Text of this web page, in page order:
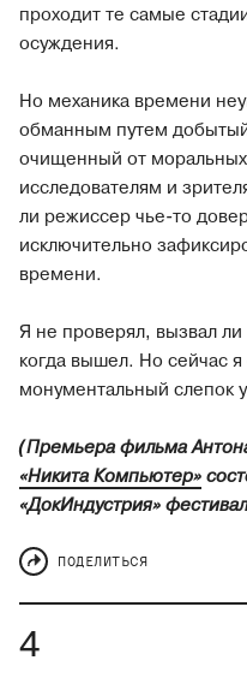
проходит те самые
осуждения.
Но механика времени
обманным путем
очищенный от
исследователям и
ли режиссер чье-то
исключительно
времени.
Я не проверял, вызвал
когда вышел. Но сейчас
монументальный слепок
(Премьера фильма
«Никита Компьютер»
«ДокИндустрия»
ПОДЕЛИТЬСЯ